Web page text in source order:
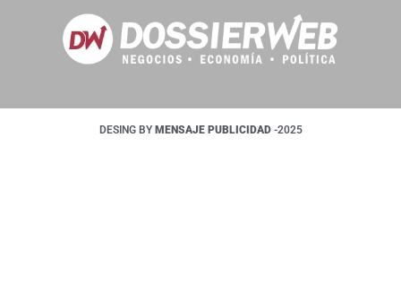
DESING BY MENSAJE PUBLICIDAD -2025